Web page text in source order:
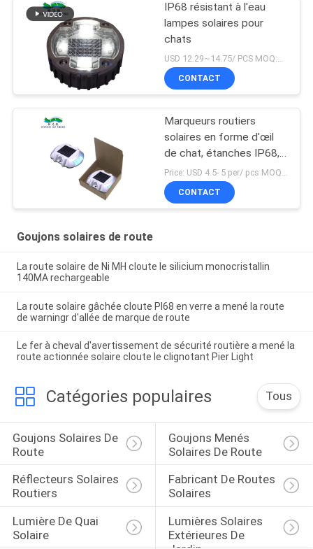
IP68 résistant à l'eau
lampes solaires pour
chats
USD 12.29~14.75/ PCS MOQ:PCs 1
CONTACT
Marqueurs routiers
solaires en forme d'œil
de chat, étanches IP68,
deux modes
CONTACT
Goujons solaires de route
La route solaire de Ni MH cloute le silicium monocristallin
140MA rechargeable
La route solaire gâchée cloute PI68 en verre a mené la route
de warningr d'allée de marque de route
Le fer à cheval d'avertissement de sécurité routière a mené la
route actionnée solaire cloute le clignotant Pier Light
Catégories populaires Tous
Goujons Solaires De
Route
Goujons Menés
Solaires De Route
Réflecteurs Solaires
Routiers
Fabricant De Routes
Solaires
Lumière De Quai
Solaire
Lumières Solaires
Extérieures De